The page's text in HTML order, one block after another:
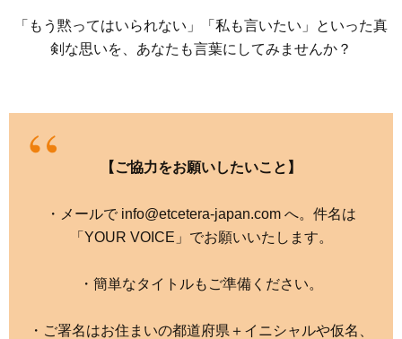
「もう黙ってはいられない」「私も言いたい」といった真
剣な思いを、あなたも言葉にしてみませんか？
【ご協力をお願いしたいこと】
・メールで info@etcetera-japan.com へ。件名は
「YOUR VOICE」でお願いいたします。
・簡単なタイトルもご準備ください。
・ご署名はお住まいの都道府県＋イニシャルや仮名、